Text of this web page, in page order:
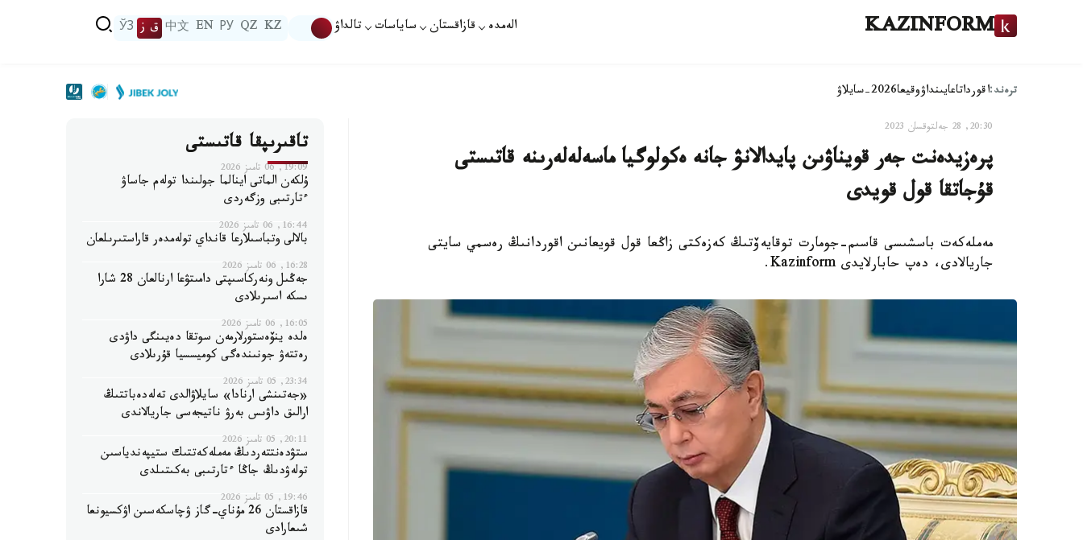
KAZINFORM الەمدە قازاقستان ساياسات تالداۋ KZ
QZ
РУ
EN
中文 ق ز ЎЗ
ترەند:اقورداتاعايىنداۋوقيعا2026-سايلاۋ
20:30, 28 جەلتوقسان 2023
پرەزيدەنت جەر قويناۋىن پايدالانۋ جانە ەكولوگيا ماسەلەلەرىنە قاتىستى
قۇجاتقا قول قويدى
مەملەكەت باسشىسى قاسىم-جومارت توقايەۆتىڭ كەزەكتى زاڭعا قول قويعانىن اقوردانىڭ رەسمي سايتى
جاريالادى، دەپ حابارلايدى Kazinform.
تاقىرىپقا قاتىستى
19:09, 06 تامىز 2026
ۇلكەن الماتى اينالما جولىندا تولەم جاساۋ
ءتارتىبى وزگەردى
16:44, 06 تامىز 2026
بالالى وتباسىلارعا قانداي تولەمدەر قاراستىرىلعان
16:28, 06 تامىز 2026
جەڭىل ونەركاسىپتى دامىتۋعا ارنالعان 28 شارا
ىسكە اسىرىلادى
16:05, 06 تامىز 2026
ەلدە ينۆەستورلارمەن سوتقا دەيىنگى داۋدى
رەتتەۋ جونىندەگى كوميسسيا قۇرىلادى
23:34, 05 تامىز 2026
«جەتىنشى ارنادا» سايلاۋالدى تەلەدەباتتىڭ
ارالىق داۋىس بەرۋ ناتيجەسى جاريالاندى
20:11, 05 تامىز 2026
ستۋدەنتتەردىڭ مەملەكەتتىك ستيپەندياسىن
تولەۋدىڭ جاڭا ءتارتىبى بەكىتىلدى
19:46, 05 تامىز 2026
قازاقستان 26 مۇناي-گاز ۋچاسكەسىن اۋكسيونعا
شىعارادى